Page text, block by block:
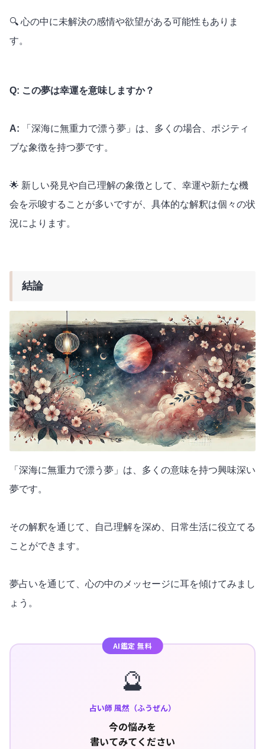
🔍 心の中に未解決の感情や欲望がある可能性もありま
す。
Q: この夢は幸運を意味しますか？
A:
「深海に無重力で漂う夢」は、多くの場合、ポジティ
ブな象徴を持つ夢です。
🌟 新しい発見や自己理解の象徴として、幸運や新たな機
会を示唆することが多いですが、具体的な解釈は個々の状
況によります。
結論
「深海に無重力で漂う夢」は、多くの意味を持つ興味深い
夢です。
その解釈を通じて、自己理解を深め、日常生活に役立てる
ことができます。
夢占いを通じて、心の中のメッセージに耳を傾けてみまし
ょう。
AI鑑定 無料
🔮
占い師 風然（ふうぜん）
今の悩みを
書いてみてください